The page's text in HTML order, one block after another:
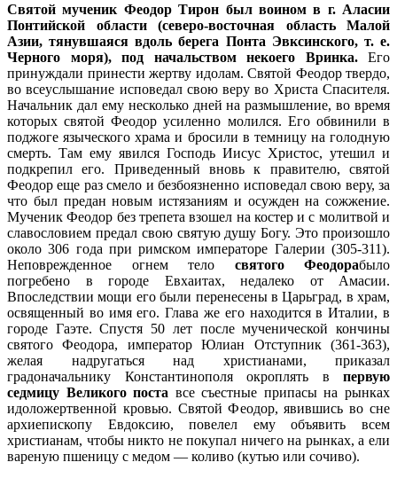
Святой мученик Феодор Тирон был воином в г. Аласии
Понтийской области (северо-восточная область Малой
Азии, тянувшаяся вдоль берега Понта Эвксинского, т. е.
Черного моря), под начальством некоего Вринка.Его
принуждали принести жертву идолам. Святой Феодор твердо,
во всеуслышание исповедал свою веру во Христа Спасителя.
Начальник дал ему несколько дней на размышление, во время
которых святой Феодор усиленно молился. Его обвинили в
поджоге языческого храма и бросили в темницу на голодную
смерть. Там ему явился Господь Иисус Христос, утешил и
подкрепил его. Приведенный вновь к правителю, святой
Феодор еще раз смело и безбоязненно исповедал свою веру, за
что был предан новым истязаниям и осужден на сожжение.
Мученик Феодор без трепета взошел на костер и с молитвой и
славословием предал свою святую душу Богу. Это произошло
около 306 года при римском императоре Галерии (305-311).
Неповрежденное огнем тело святого Феодорабыло
погребено в городе Евхаитах, недалеко от Амасии.
Впоследствии мощи его были перенесены в Царьград, в храм,
освященный во имя его. Глава же его находится в Италии, в
городе Гаэте. Спустя 50 лет после мученической кончины
святого Феодора, император Юлиан Отступник (361-363),
желая надругаться над христианами, приказал
градоначальнику Константинополя окроплять в первую
седмицу Великого поста все съестные припасы на рынках
идоложертвенной кровью. Святой Феодор, явившись во сне
архиепископу Евдоксию, повелел ему объявить всем
христианам, чтобы никто не покупал ничего на рынках, а ели
вареную пшеницу с медом — коливо (кутью или сочиво).